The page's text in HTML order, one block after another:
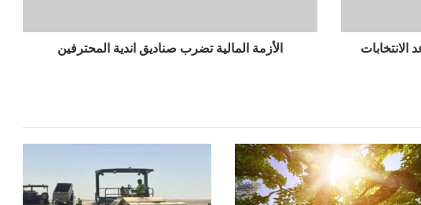
الأزمة المالية تضرب صناديق اندية المحترفين